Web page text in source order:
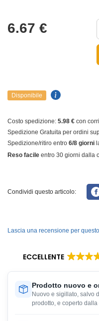
6.67 €
Disponibile
Costo spedizione: 5.98 € con
Spedizione Gratuita per ordini
Spedizione/ritiro entro 6/8 giorni
Reso facile entro 30 giorni dalla
Condividi questo articolo:
Lascia una recensione per
ECCELLENTE
Prodotto nuovo e
Nuovo e sigillato, salvo
prodotto, e coperto